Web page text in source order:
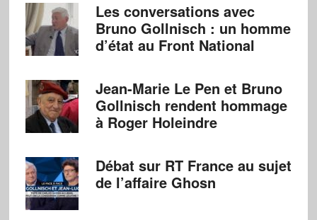
Les conversations avec
Bruno Gollnisch : un homme
d’état au Front National
Jean-Marie Le Pen et Bruno
Gollnisch rendent hommage
à Roger Holeindre
Débat sur RT France au sujet
de l’affaire Ghosn